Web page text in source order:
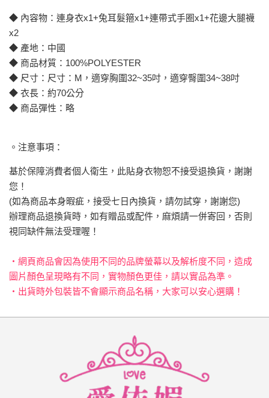
◆ 內容物：連身衣x1+兔耳髮箍x1+連帶式手圈x1+花邊大腿襪
x2
◆ 產地：中國
◆ 商品材質：100%POLYESTER
◆ 尺寸：尺寸：M，適穿胸圍32~35吋，適穿臀圍34~38吋
◆ 衣長：約70公分
◆ 商品彈性：略
。注意事項：
基於保障消費者個人衛生，此貼身衣物恕不接受退換貨，謝謝
您！
(如為商品本身暇疵，接受七日內換貨，請勿試穿，謝謝您)
辦理商品退換貨時，如有贈品或配件，麻煩請一併寄回，否則
視同缺件無法受理喔！
‧網頁商品會因為使用不同的品牌螢幕以及解析度不同，造成
圖片顏色呈現略有不同，實物顏色更佳，請以實品為準。
‧出貨時外包裝皆不會顯示商品名稱，大家可以安心選購！